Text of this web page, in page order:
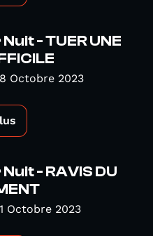
- TUER UNE
Octobre 2023
- RAVIS DU
Octobre 2023